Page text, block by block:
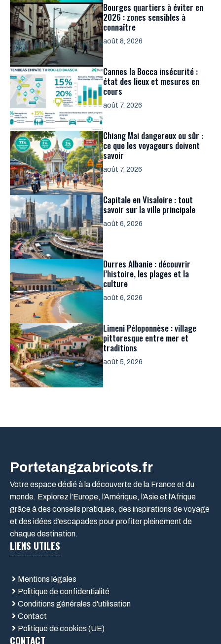
Bourges quartiers à éviter en
2026 : zones sensibles à
connaître
août 8, 2026
Cannes la Bocca insécurité :
état des lieux et mesures en
cours
août 7, 2026
Chiang Mai dangereux ou sûr :
ce que les voyageurs doivent
savoir
août 7, 2026
Capitale en Visaloire : tout
savoir sur la ville principale
août 6, 2026
Durres Albanie : découvrir
l’histoire, les plages et la
culture
août 6, 2026
Limeni Péloponnèse : village
pittoresque entre mer et
traditions
août 5, 2026
Portetangzabricots.fr
Votre espace dédié à la découverte de la France et du
monde. Explorez l’Europe, l’Amérique, l’Asie et l’Afrique
grâce à des conseils pratiques, des inspirations de voyage
et des idées d’escapades pour profiter pleinement de
chaque destination.
LIENS UTILES
Mentions légales
Politique de confidentialité
Conditions générales d'utilisation
Contact
Politique de cookies (UE)
CONTACT